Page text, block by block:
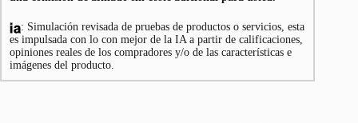
: Simulación revisada de pruebas de productos o servicios, esta
es impulsada con lo con mejor de la IA a partir de calificaciones,
opiniones reales de los compradores y/o de las características e
imágenes del producto.